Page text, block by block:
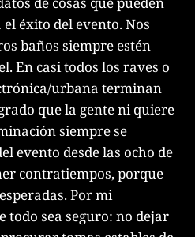
éxito del evento. Nos
baños siempre estén
En casi todos los raves o
urbana terminan
que la gente ni quiere
siempre se
evento desde las ocho de
contratiempos, porque
Por mi
todo sea seguro: no dejar